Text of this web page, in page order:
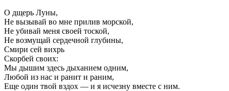
О дщерь Луны,
Не вызывай во мне прилив морской,
Не убивай меня своей тоской,
Не возмущай сердечной глубины,
Смири сей вихрь
Скорбей своих:
Мы дышим здесь дыханием одним,
Любой из нас и ранит и раним,
Еще один твой вздох — и я исчезну вместе с ним.